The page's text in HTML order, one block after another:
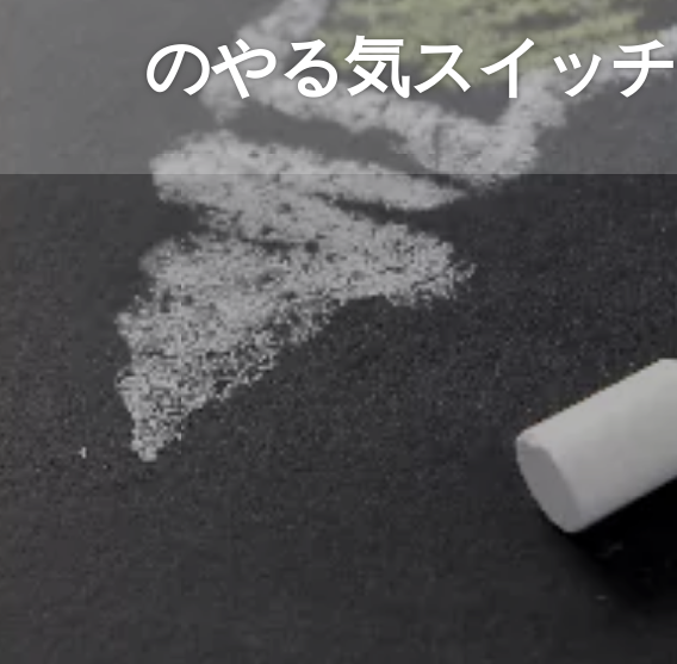
のやる気スイッチ